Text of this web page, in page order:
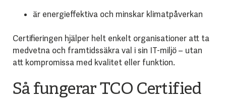
är energieffektiva och minskar klimatpåverkan
Certifieringen hjälper helt enkelt organisationer att ta
medvetna och framtidssäkra val i sin IT-miljö – utan
att kompromissa med kvalitet eller funktion.
Så fungerar TCO Certified